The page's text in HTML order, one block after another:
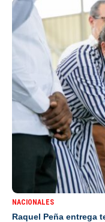
NACIONALES
Raquel Peña entrega